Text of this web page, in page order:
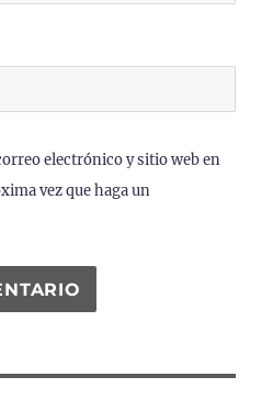
electrónico y sitio web en
vez que haga un